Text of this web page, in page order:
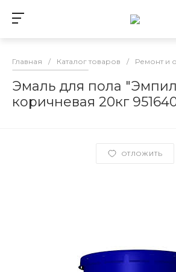
Главная / Каталог товаров / Ремонт и
Эмаль для пола
коричневая 20кг
ОТЛОЖИТЬ